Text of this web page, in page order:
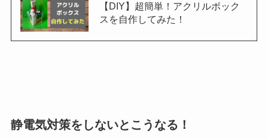
【DIY】超簡単！アクリルボック
スを自作してみた！
静電気対策をしないとこうなる！